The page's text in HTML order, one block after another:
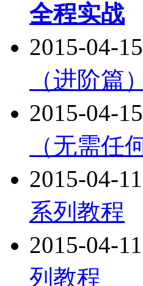
全程实战
2015-04-15
（进阶篇）
2015-04-15
（无需任
2015-04-11
系列教程
2015-04-11
列教程